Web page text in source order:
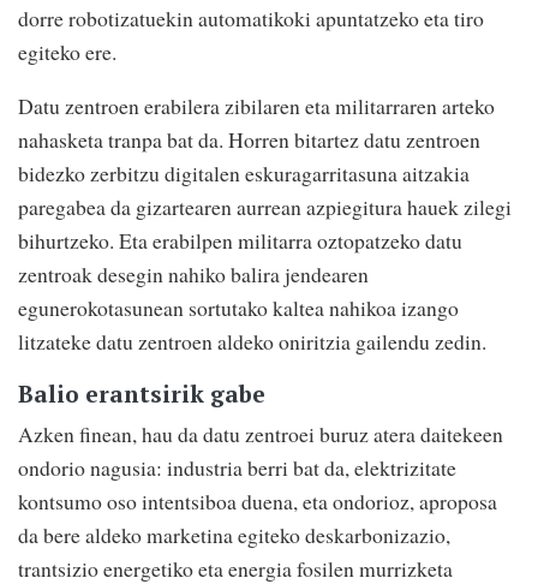
dorre robotizatuekin automatikoki apuntatzeko eta tiro
egiteko ere.
Datu zentroen erabilera zibilaren eta militarraren arteko
nahasketa tranpa bat da. Horren bitartez datu zentroen
bidezko zerbitzu digitalen eskuragarritasuna aitzakia
paregabea da gizartearen aurrean azpiegitura hauek zilegi
bihurtzeko. Eta erabilpen militarra oztopatzeko datu
zentroak desegin nahiko balira jendearen
egunerokotasunean sortutako kaltea nahikoa izango
litzateke datu zentroen aldeko oniritzia gailendu zedin.
Balio erantsirik gabe
Azken finean, hau da datu zentroei buruz atera daitekeen
ondorio nagusia: industria berri bat da, elektrizitate
kontsumo oso intentsiboa duena, eta ondorioz, aproposa
da bere aldeko marketina egiteko deskarbonizazio,
trantsizio energetiko eta energia fosilen murrizketa